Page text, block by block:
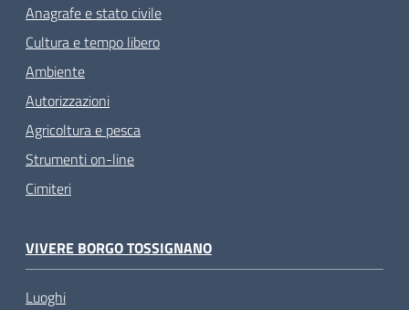
Anagrafe e stato civile
Cultura e tempo libero
Ambiente
Autorizzazioni
Agricoltura e pesca
Strumenti on-line
Cimiteri
VIVERE BORGO TOSSIGNANO
Luoghi